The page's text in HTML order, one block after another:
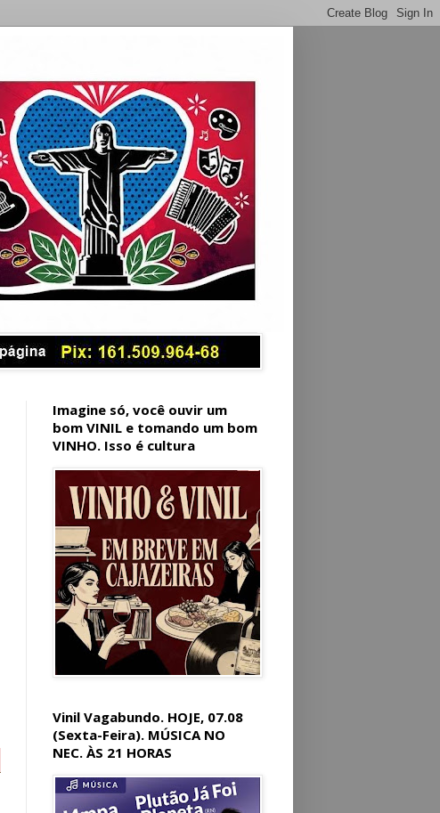
Imagine só, você ouvir um
bom VINIL e tomando um bom
VINHO. Isso é cultura
Vinil Vagabundo. HOJE, 07.08
(Sexta-Feira). MÚSICA NO
NEC. ÀS 21 HORAS